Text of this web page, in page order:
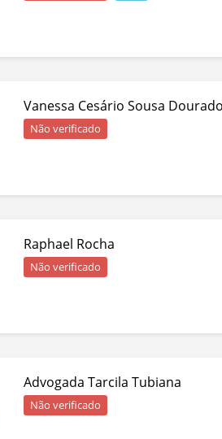
Vanessa Cesário Sousa
Não verificado
Raphael Rocha
Não verificado
Advogada Tarcila Tubiana
Não verificado